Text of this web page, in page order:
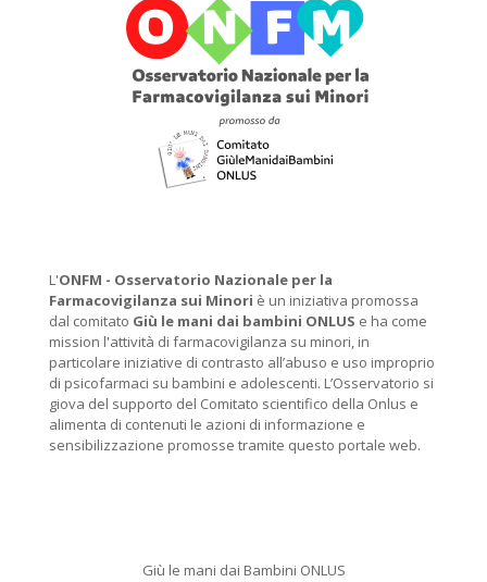
L'ONFM - Osservatorio Nazionale per la
Farmacovigilanza sui Minori è un iniziativa promossa
dal comitato Giù le mani dai bambini ONLUS e ha come
mission l'attività di farmacovigilanza su minori, in
particolare iniziative di contrasto all’abuso e uso improprio
di psicofarmaci su bambini e adolescenti. L’Osservatorio si
giova del supporto del Comitato scientifico della Onlus e
alimenta di contenuti le azioni di informazione e
sensibilizzazione promosse tramite questo portale web.
Giù le mani dai Bambini ONLUS